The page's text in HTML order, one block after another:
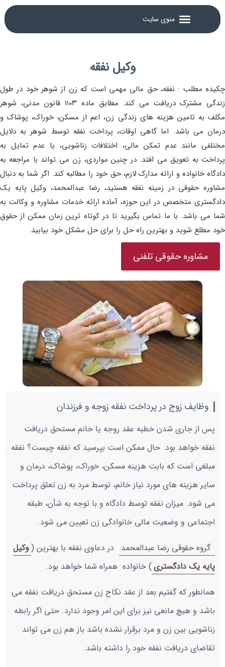
وکیل نفقه
چکیده مطلب : نفقه، حق مالی مهمی است که زن از شوهر خود در طول
زندگی مشترک دریافت می کند. مطابق ماده ۱۱۰۳ قانون مدنی، شوهر
مکلف به تامین هزینه های زندگی زن، اعم از مسکن، خوراک، پوشاک و
درمان می باشد. اما گاهی اوقات، پرداخت نفقه توسط شوهر به دلایل
مختلفی مانند عدم تمکن مالی، اختلافات زناشویی، یا عدم تمایل به
پرداخت به تعویق می افتد. در چنین مواردی، زن می تواند با مراجعه به
دادگاه خانواده و ارائه مدارک لازم، حق خود را مطالبه کند. اگر شما به دنبال
مشاوره حقوقی در زمینه نفقه هستید، رضا عبدالمحمد، وکیل پایه یک
دادگستری متخصص در این حوزه، آماده ارائه خدمات مشاوره و وکالت به
شما می باشد. با ما تماس بگیرید تا در کوتاه ترین زمان ممکن از حقوق
خود مطلع شوید و بهترین راه حل را برای حل مشکل خود بیابید.
مشاوره حقوقی تلفنی
وظایف زوج در پرداخت نفقه زوجه و فرزندان
پس از جاری شدن خطبه عقد روجه یا خانم مستحق دریافت
نفقه خواهد بود. حال ممکن است بپرسید که نفقه چیست؟ نفقه
مبلغی است که بابت هزینه مسکن، خوراک، پوشاک، درمان و
سایر هزینه های مورد نیاز خانم، توسط مرد به زن تعلق پرداخت
می شود. میزان نفقه توسط دادگاه و با توجه به شأن، طبقه
اجتماعی و وضعیت مالی خانوادگی زن تعیین می شود.
گروه حقوقی رضا عبدالمحمد در دعاوی نفقه با بهترین (وکیل
پایه یک دادگستری) خانواده همراه شما خواهد بود.
همانطور که گفتیم بعد از عقد نکاح زن مستحق دریافت نفقه می
باشد و هیچ مانعی نیز برای این امر وجود ندارد. حتی اگر رابطه
زناشویی بین زن و مرد برقرار نشده باشد باز هم زن می تواند
تقاضای دریافت نفقه خود را داشته باشد.